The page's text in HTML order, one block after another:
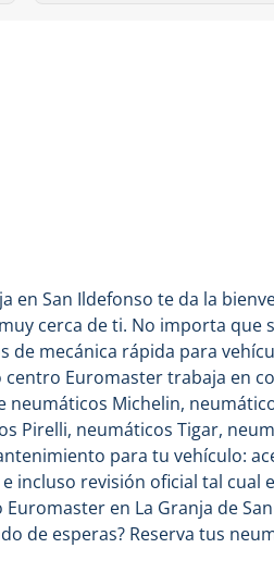
en San Ildefonso te da la
cerca de ti. No importa
de mecánica rápida para
Euromaster trabaja en
neumáticos Michelin,
Pirelli, neumáticos Tigar,
para tu vehículo:
incluso revisión oficial tal cual
en La Granja de
de esperas? Reserva tus